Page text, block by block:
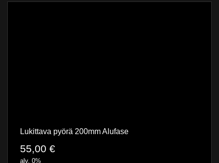
Lukittava pyörä 200mm Alufase
55,00 €
alv. 0%